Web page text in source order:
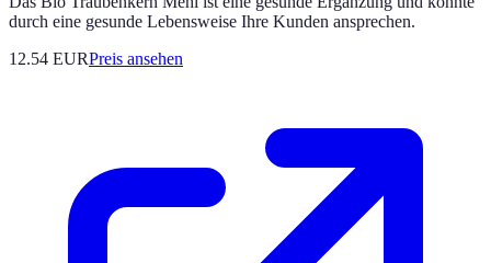
durch eine gesunde Lebensweise Ihre Kunden ansprechen.
12.54 EURPreis ansehen